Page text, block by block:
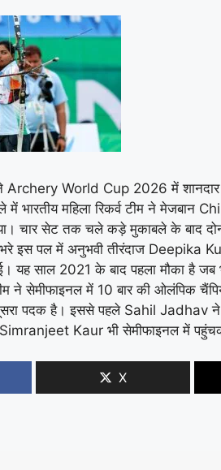
ने Archery World Cup 2026 में
भारतीय महिला रिकर्व टीम ने
चार सेट तक चले कड़े मुकाबले के बाद
पल में अनुभवी तीरंदाज Deepika
यह साल 2021 के बाद पहला मौका है जब
ने सेमीफाइनल में 10 बार की ओलंपिक
पदक है। इससे पहले Sahil Jadhav
Simranjeet Kaur भी सेमीफाइनल में
X